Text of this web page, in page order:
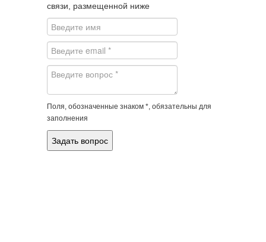
связи, размещенной ниже
Поля, обозначенные знаком *, обязательны для
заполнения